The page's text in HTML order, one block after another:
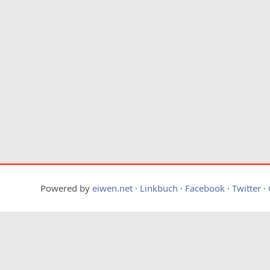
Powered by eiwen.net · Linkbuch · Facebook · Twitter ·